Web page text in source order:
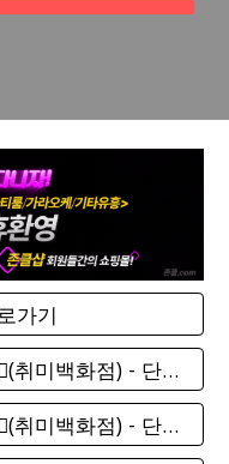
가기
┼ミ존클서울방.comミ┼존클❤️‍🔥(취미백화점) - 단톡방
┼ミ존클부산방.comミ┼존클❤️‍🔥(취미백화점) - 단톡방